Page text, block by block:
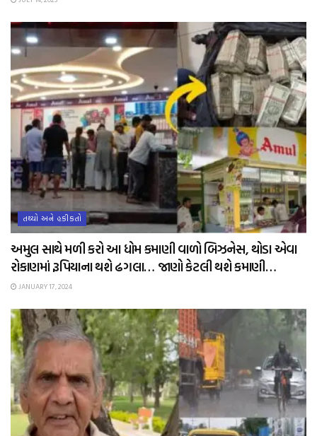
તથ્યો અને હકીકતો
અમુલ સાથે મળી કરો આ ધોમ કમાણી વાળો બિઝનેસ, થોડા એવા
રોકાણમાં રૂપિયાના થશે ઢગલા… જાણો કેટલી થશે કમાણી…
JANUARY 17, 2024